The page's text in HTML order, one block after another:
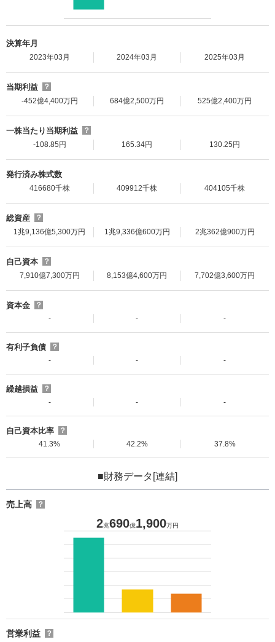
決算年月
2023年03月 2024年03月 2025年03月
当期利益
？
-452億4,400万円
684億2,500万円 525億2,400万円
一株当たり当期利益
？
-108.85円
165.34円 130.25円
発行済み株式数
416680千株 409912千株 404105千株
総資産
？
1兆9,136億5,300万円
1兆9,336億600万円 2兆362億900万円
自己資本
？
7,910億7,300万円
8,153億4,600万円 7,702億3,600万円
資本金
？
-
- -
有利子負債
？
-
- -
繰越損益
？
-
- -
自己資本比率
？
41.3%
42.2% 37.8%
■財務データ[連結]
売上高 ？
2兆690億1,900万円
営業利益 ？